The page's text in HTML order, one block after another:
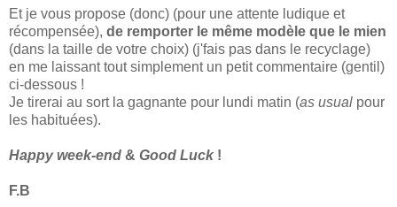
Et je vous propose (donc) (pour une attente ludique et
récompensée), de remporter le même modèle que le mien
(dans la taille de votre choix) (j'fais pas dans le recyclage)
en me laissant tout simplement un petit commentaire (gentil)
ci-dessous !
Je tirerai au sort la gagnante pour lundi matin (as usual pour
les habituées).
Happy week-end & Good Luck !
F.B